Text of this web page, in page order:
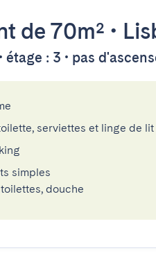
de 70m² •
étage : 3 • pas
serviettes et linge de
simples
toilettes, douche